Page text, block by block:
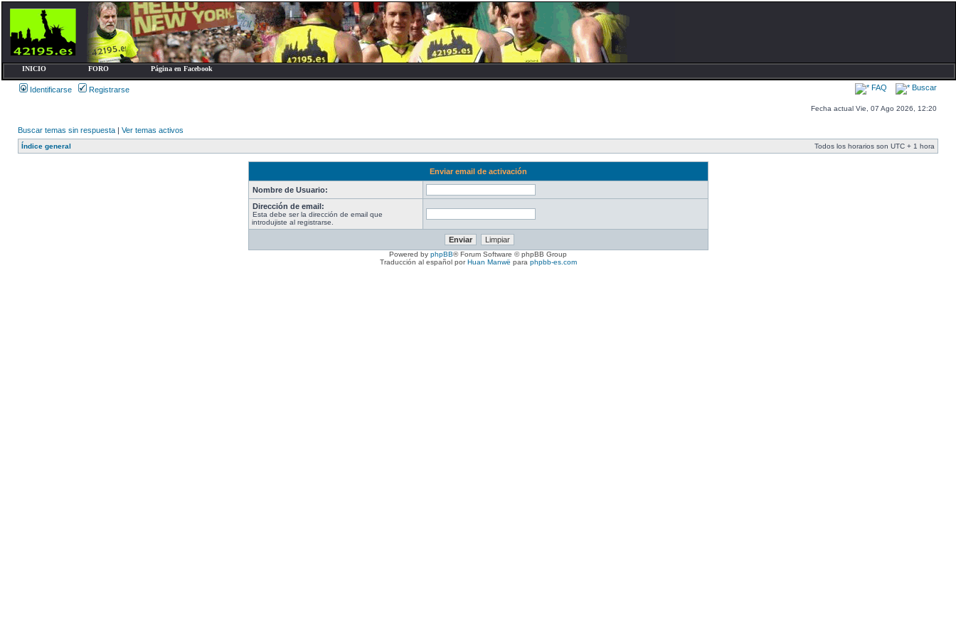
INICIO FORO Página en Facebook
Identificarse Registrarse FAQ Buscar
Fecha actual Vie, 07 Ago 2026, 12:20
Buscar temas sin respuesta | Ver temas activos
Índice general Todos los horarios son UTC + 1 hora
Enviar email de activación
Nombre de Usuario:
Dirección de email:
Esta debe ser la dirección de email que
introdujiste al registrarse.
Powered by phpBB® Forum Software © phpBB Group
Traducción al español porHuan Manwë para phpbb-es.com